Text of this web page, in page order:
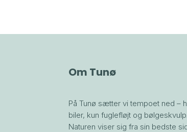
Om Tunø
På Tunø sætter vi tempoet ned –
biler, kun fuglefløjt og bølgeskvulp.
Naturen viser sig fra sin bedste